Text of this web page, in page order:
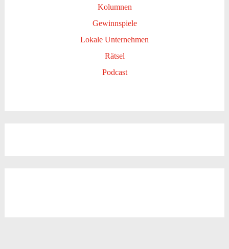
Kolumnen
Gewinnspiele
Lokale Unternehmen
Rätsel
Podcast